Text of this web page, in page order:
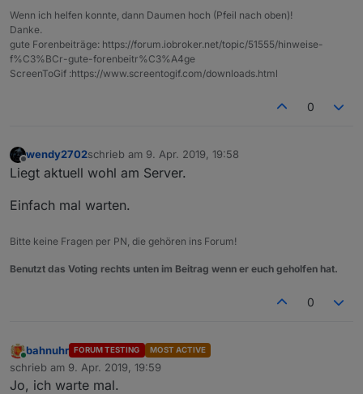
Wenn ich helfen konnte, dann Daumen hoch (Pfeil nach oben)!
Danke.
gute Forenbeiträge: https://forum.iobroker.net/topic/51555/hinweise-
f%C3%BCr-gute-forenbeitr%C3%A4ge
ScreenToGif :https://www.screentogif.com/downloads.html
0
Offline
wendy2702schrieb am 9. Apr. 2019, 19:58
zuletzt editiert von
Liegt aktuell wohl am Server.
Einfach mal warten.
Bitte keine Fragen per PN, die gehören ins Forum!
Benutzt das Voting rechts unten im Beitrag wenn er euch geholfen hat.
0
Online
bahnuhr FORUM TESTING MOST ACTIVE
schrieb am 9. Apr. 2019, 19:59
zuletzt editiert von
Jo, ich warte mal.